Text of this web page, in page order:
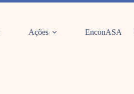
Ações EnconASA